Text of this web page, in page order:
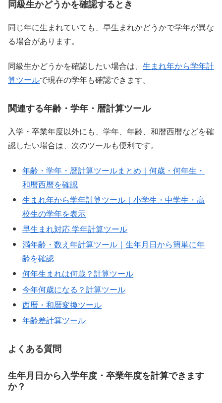
同級生かどうかを確認するとき
同じ年に生まれていても、早生まれかどうかで学年が異な
る場合があります。
同級生かどうかを確認したい場合は、 生まれ年から学年計
算ツールで現在の学年も確認できます。
関連する年齢・学年・暦計算ツール
入学・卒業年度以外にも、学年、年齢、和暦西暦などを確
認したい場合は、次のツールも便利です。
年齢・学年・暦計算ツールまとめ｜何歳・何年生・
和暦西暦を確認
生まれ年から学年計算ツール｜小学生・中学生・高
校生の学年を表示
早生まれ対応 学年計算ツール
満年齢・数え年計算ツール｜生年月日から簡単に年
齢を確認
何年生まれは何歳？計算ツール
今年何歳になる？計算ツール
西暦・和暦変換ツール
年齢差計算ツール
よくある質問
生年月日から入学年度・卒業年度を計算できます
か？